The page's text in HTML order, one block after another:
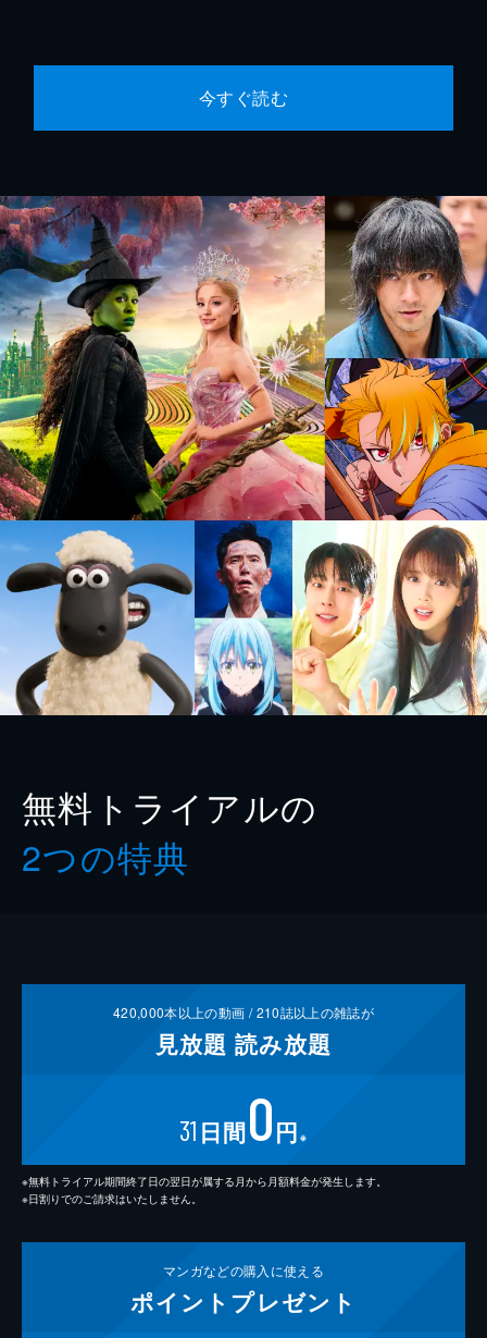
今すぐ読む
無料トライアルの
2つの特典
420,000本以上の動画 /210誌以上の雑誌が
見放題 読み放題
31 日間0円 ※
※無料トライアル期間終了日の翌日が属する月から月額料金が発生します。
※日割りでのご請求はいたしません。
マンガなどの購入に使える
ポイント プレゼント